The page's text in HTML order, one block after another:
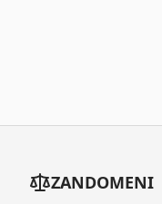
ZANDOMENI